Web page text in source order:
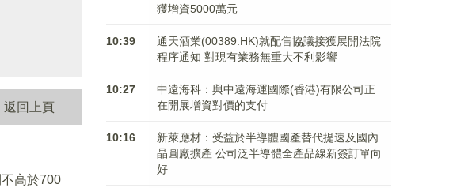
返回上頁
高於700
獲增資5000萬元
10:39
通天酒業(00389.HK)就配售協議接獲展開法院
程序通知 對現有業務無重大不利影響
10:27
中遠海科：與中遠海運國際(香港)有限公司正
在開展增資對價的支付
10:16
新萊應材：受益於半導體國產替代提速及國內
晶圓廠擴產 公司泛半導體全產品線新簽訂單向
好